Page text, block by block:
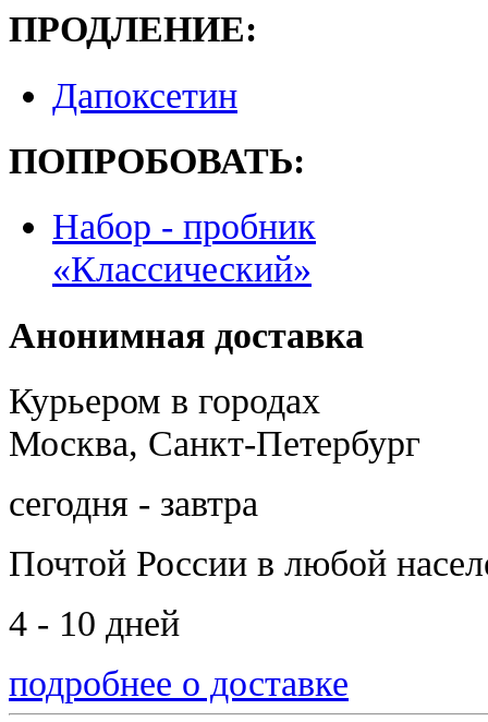
ПРОДЛЕНИЕ:
Дапоксетин
ПОПРОБОВАТЬ:
Набор - пробник
«Классический»
Анонимная доставка
Курьером в городах
Москва, Санкт-Петербург
сегодня - завтра
Почтой России в любой
4 - 10 дней
подробнее о доставке